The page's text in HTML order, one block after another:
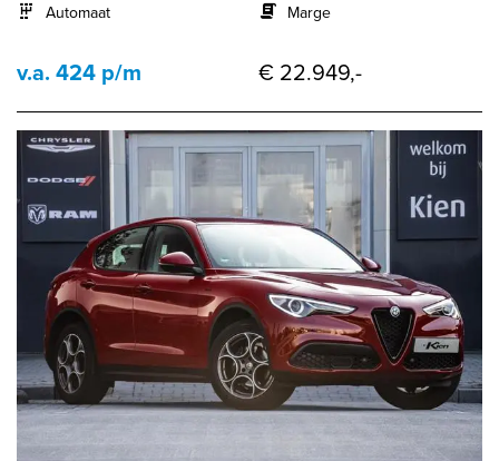
Automaat
Marge
v.a. 424 p/m € 22.949,-